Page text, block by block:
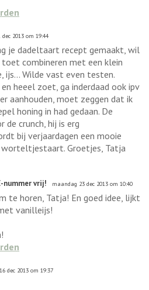
2013 om 19:44
je dadeltaart recept gemaakt, wil
combineren met een klein
Wilde vast even testen.
heeel zoet, ga inderdaad ook ipv
aanhouden, moet zeggen dat ik
honing in had gedaan. De
de crunch, hij is erg
bij verjaardagen een mooie
Groetjes, Tatja
nummer vrij! maandag 23 dec 2013 om 10:40
te horen, Tatja! En goed idee, lijkt
vanilleijs!
dec 2013 om 19:37